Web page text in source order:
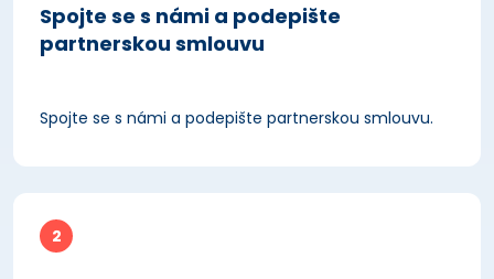
Spojte se s námi a podepište
partnerskou smlouvu
Spojte se s námi a podepište partnerskou smlouvu.
2